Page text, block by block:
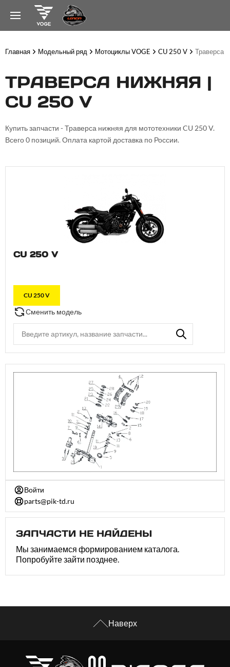
Главная Модельный ряд Мотоциклы VOGE CU 250 V Траверса
ТРАВЕРСА НИЖНЯЯ |
CU 250 V
Купить запчасти - Траверса нижняя для мототехники CU 250 V.
Всего 0 позиций. Оплата картой доставка по России.
CU 250 V
CU 250 V
Сменить модель
Войти
parts@pik-td.ru
ЗАПЧАСТИ НЕ НАЙДЕНЫ
Мы занимаемся формированием каталога.
Попробуйте зайти позднее.
Наверх